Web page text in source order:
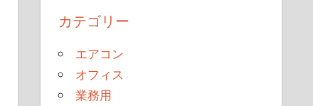
カテゴリー
エアコン
オフィス
業務用